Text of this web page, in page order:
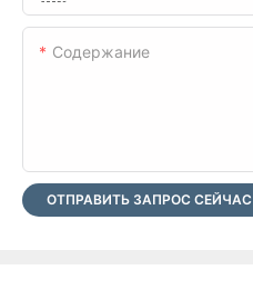
Содержание
ОТПРАВИТЬ ЗАПРОС СЕЙЧАС